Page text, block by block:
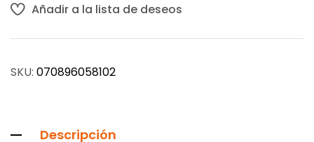
Añadir a la lista de deseos
SKU: 070896058102
Descripción